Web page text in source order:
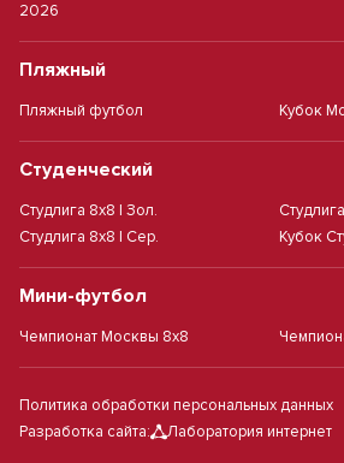
2026
Пляжный
Пляжный футбол Кубок
Студенческий
Студлига 8х8 | Зол.
Студлига 8х8 | Сер.
Кубок
Мини-футбол
Чемпионат Москвы 8х8
Политика обработки персональных данных
Разработка сайта:
Лаборатория интернет